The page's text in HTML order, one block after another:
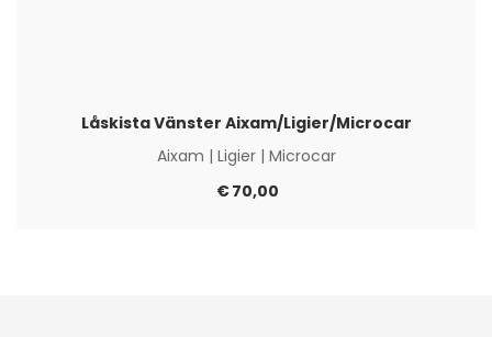
Låskista Vänster Aixam/Ligier/Microcar
Aixam | Ligier| Microcar
€70,00